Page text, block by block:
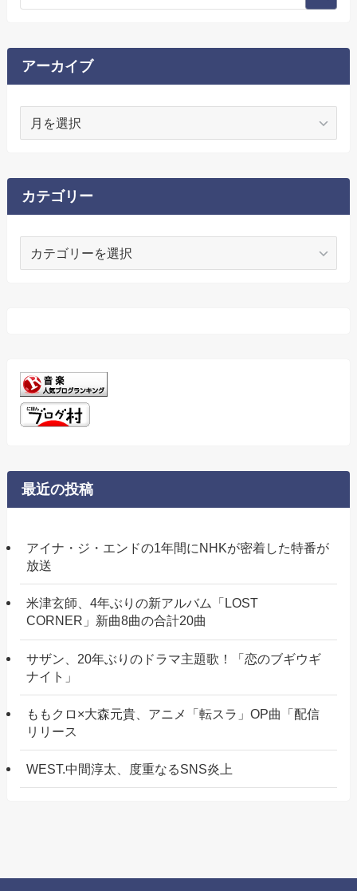
アーカイブ
ブ
カテゴリー
最近の投稿
アイナ・ジ・エンドの1年間にNHKが密着した特番が
放送
米津玄師、4年ぶりの新アルバム「LOST
CORNER」新曲8曲の合計20曲
サザン、20年ぶりのドラマ主題歌！「恋のブギウギ
ナイト」
ももクロ×大森元貴、アニメ「転スラ」OP曲「配信
リリース
WEST.中間淳太、度重なるSNS炎上